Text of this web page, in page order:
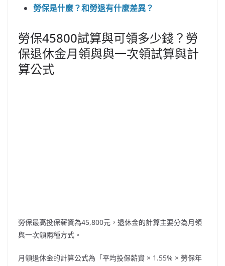
勞保是什麼？和勞退有什麼差異？
勞保45800試算與可領多少錢？勞
保退休金月領與與一次領試算與計
算公式
勞保最高投保薪資為45,800元，退休金的計算主要分為月領
與一次領兩種方式。
月領退休金的計算公式為「平均投保薪資 × 1.55% × 勞保年